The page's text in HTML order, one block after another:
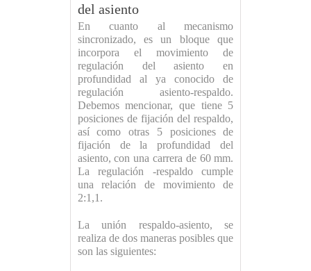
del asiento
En cuanto al mecanismo
sincronizado, es un bloque que
incorpora el movimiento de
regulación del asiento en
profundidad al ya conocido de
regulación asiento-respaldo.
Debemos mencionar, que tiene 5
posiciones de fijación del respaldo,
así como otras 5 posiciones de
fijación de la profundidad del
asiento, con una carrera de 60 mm.
La regulación -respaldo cumple
una relación de movimiento de
2:1,1.
La unión respaldo-asiento, se
realiza de dos maneras posibles que
son las siguientes: